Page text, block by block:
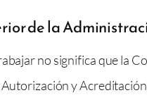
de la
no significa que la
y